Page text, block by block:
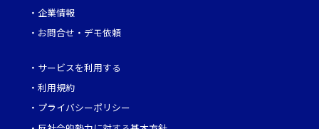
・ 企業情報
・ お問合せ・デモ依頼
・ サービスを利用する
・ 利用規約
・ プライバシーポリシー